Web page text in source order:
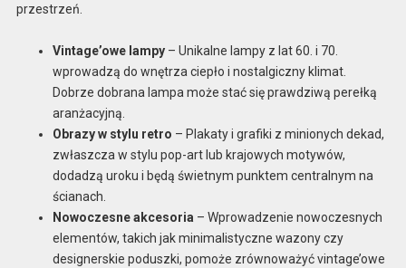
przestrzeń.
Vintage’owe lampy– Unikalne lampy z lat 60. i 70.
wprowadzą do wnętrza ciepło i nostalgiczny klimat.
Dobrze dobrana lampa może stać się prawdziwą perełką
aranżacyjną.
Obrazy w stylu retro – Plakaty i grafiki z minionych dekad,
zwłaszcza w stylu pop-art lub krajowych motywów,
dodadzą uroku i będą świetnym punktem centralnym na
ścianach.
Nowoczesne akcesoria – Wprowadzenie nowoczesnych
elementów, takich jak minimalistyczne wazony czy
designerskie poduszki, pomoże zrównoważyć vintage’owe